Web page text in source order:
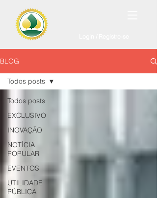
BLOG
Todos posts
EXCLUSIVO
INOVAÇÃO
NOTÍCIA
POPULAR
EVENTOS
UTILIDADE
PÚBLICA
Todos posts